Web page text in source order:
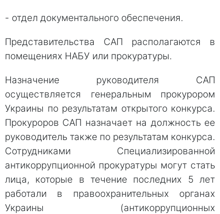
- отдел документального обеспечения.
Представительства САП располагаются в
помещениях НАБУ или прокуратуры.
Назначение руководителя САП
осуществляется генеральным прокурором
Украины по результатам открытого конкурса.
Прокуроров САП назначает на должность ее
руководитель также по результатам конкурса.
Сотрудниками Специализированной
антикоррупционной прокуратуры могут стать
лица, которые в течение последних 5 лет
работали в правоохранительных органах
Украины (антикоррупционных